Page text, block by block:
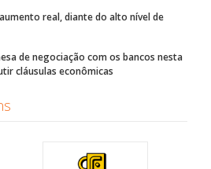
real, diante do alto nível de
de negociação com os bancos nesta
cláusulas econômicas